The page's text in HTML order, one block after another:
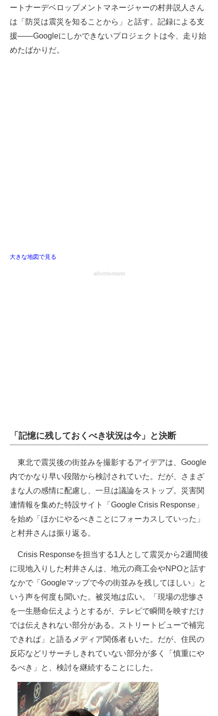
ちょっと気になるネットの話題
ートナーデベロップメントマネージャーの村井説人さん
は「防災は震災を知ることから」と話す。記録による支
援――Googleにしかできないプロジェクトは今、走り始
めたばかりだ。
大きな地図で見る
advertisement
「記憶に残しておくべき状況は今」と決断
東北で震災後の街並みを撮影するアイデアは、Google
内でかなり早い段階から検討されていた。だが、さまざ
まな人の感情に配慮し、一旦は議論をストップ。災害関
連情報を集めた特設サイト「Google Crisis Response」
を始め「ほかにやるべきことにフォーカスしていった」
と村井さんは振り返る。
Crisis Responseを担当する1人として震災から2週間後
に現地入りした村井さんは、地元の商工会やNPOと話す
なかで「Googleマップで今の街並みを残してほしい」と
いう声を何度も聞いた。被災地は広い。「現場の悲惨さ
を一生懸命伝えようとするが、テレビで瞬間を映すだけ
では伝えきれない部分がある。ストリートビューで補完
できれば」と語るメディア関係者もいた。だが、住民の
反応などリサーチしきれていない部分が多く「慎重にや
るべき」と、検討を継続することにした。